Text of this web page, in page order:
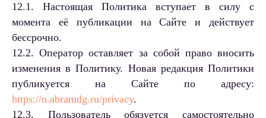
12.1. Настоящая Политика вступает в силу с
момента её публикации на Сайте и действует
бессрочно.
12.2. Оператор оставляет за собой право вносить
изменения в Политику. Новая редакция Политики
публикуется на Сайте по адресу:
https://n.abramdg.ru/privacy.
12.3. Пользователь обязуется самостоятельно